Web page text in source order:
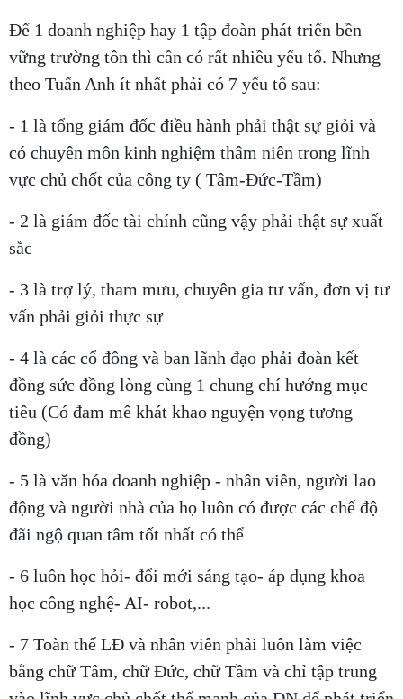
Để 1 doanh nghiệp hay 1 tập đoàn phát triển bền
vững trường tồn thì cần có rất nhiều yếu tố. Nhưng
theo Tuấn Anh ít nhất phải có 7 yếu tố sau:
- 1 là tổng giám đốc điều hành phải thật sự giỏi và
có chuyên môn kinh nghiệm thâm niên trong lĩnh
vực chủ chốt của công ty ( Tâm-Đức-Tầm)
- 2 là giám đốc tài chính cũng vậy phải thật sự xuất
sắc
- 3 là trợ lý, tham mưu, chuyên gia tư vấn, đơn vị tư
vấn phải giỏi thực sự
- 4 là các cổ đông và ban lãnh đạo phải đoàn kết
đồng sức đồng lòng cùng 1 chung chí hướng mục
tiêu (Có đam mê khát khao nguyện vọng tương
đồng)
- 5 là văn hóa doanh nghiệp - nhân viên, người lao
động và người nhà của họ luôn có được các chế độ
đãi ngộ quan tâm tốt nhất có thể
- 6 luôn học hỏi- đổi mới sáng tạo- áp dụng khoa
học công nghệ- AI- robot,...
- 7 Toàn thể LĐ và nhân viên phải luôn làm việc
bằng chữ Tâm, chữ Đức, chữ Tầm và chỉ tập trung